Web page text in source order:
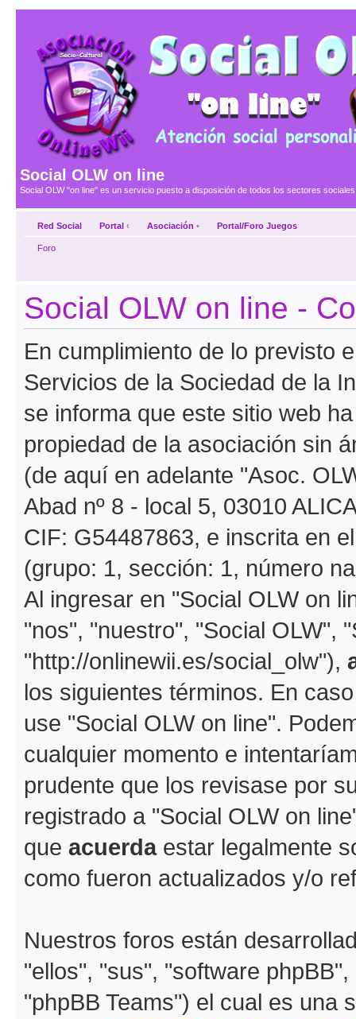
Social OLW on line
Social OLW "on line" es un servicio puesto a disposición de todos los sectores
Red Social Portal ‹ Asociación • Portal/Foro Juegos
Foro
Social OLW on line -
En cumplimiento de lo previsto
Servicios de la Sociedad de la
se informa que este sitio web
propiedad de la asociación sin
(de aquí en adelante "Asoc.
Abad nº 8 - local 5, 03010
CIF: G54487863, e inscrita en
(grupo: 1, sección: 1, número
Al ingresar en "Social OLW on
"nos", "nuestro", "Social OLW",
"http://onlinewii.es/social_olw"),
los siguientes términos. En
use "Social OLW on line".
cualquier momento e
prudente que los revisase por
registrado a "Social OLW on
que acuerdaestar legalmente
como fueron actualizados y/o
Nuestros foros están
"ellos", "sus", "software
"phpBB Teams") el cual es una